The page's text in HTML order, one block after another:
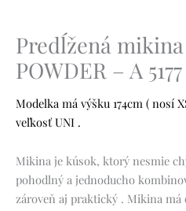
Predĺžená
POWDER – A 5177
Modelka má výšku 174cm ( nosí
veľkosť UNI .
Mikina je kúsok, ktorý nesmie
pohodlný a jednoducho
zároveň aj praktický . Mikina má